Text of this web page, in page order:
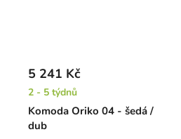
Komoda Oriko 04 - šedá /
dub
5 241 Kč
2 - 5 týdnů